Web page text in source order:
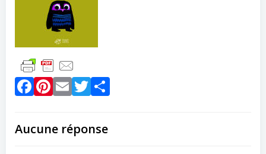
Facebook
Pinterest
EmailTwitter
Aucune réponse